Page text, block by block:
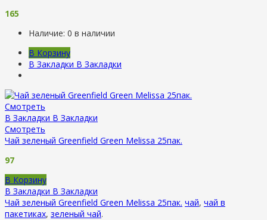
165
Наличие: 0 в наличии
В Корзину
В Закладки В Закладки
Смотреть
В Закладки В Закладки
Смотреть
Чай зеленый Greenfield Green Melissa 25пак.
97
В Корзину
В Закладки В Закладки
Чай зеленый Greenfield Green Melissa 25пак. чай, чай в
пакетиках, зеленый чай.